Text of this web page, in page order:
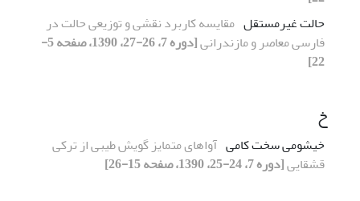
حالت غیرمستقل مقایسه کاربرد نقشی و توزیعی حالت در
فارسی معاصر و مازندرانی
[دوره 7، 26-27، 1390، صفحه 5-
22]
خ
خیشومی سخت کامی آواهای متمایز گویش طیبی از ترکی
قشقایی[دوره 7، 24-25، 1390، صفحه 15-26]